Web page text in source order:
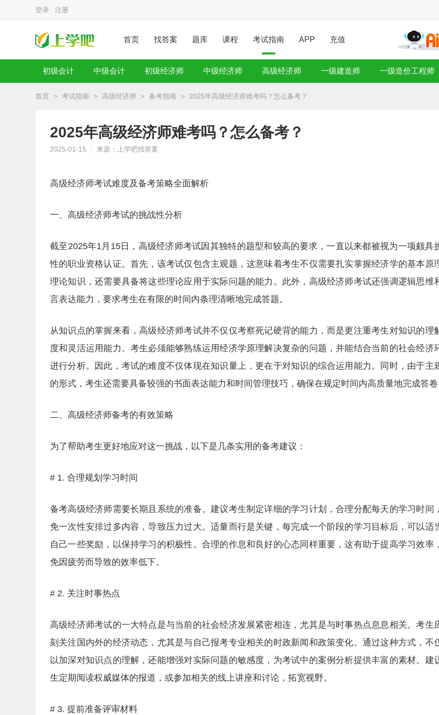
登录 注册
首页 找答案 题库 课程 考试指南 APP 充值
初级会计 中级会计 初级经济师 中级经济师 高级经济师 一级建造师 一级造价工程师
首页 > 考试指南 > 高级经济师 > 备考指南 > 2025年高级经济师难考吗？怎么备考？
2025年高级经济师难考吗？怎么备考？
2025-01-15 来源：上学吧找答案
高级经济师考试难度及备考策略全面解析
一、高级经济师考试的挑战性分析
截至2025年1月15日，高级经济师考试因其独特的题型和较高的要求，一直以来都被视为一项颇具
性的职业资格认证。首先，该考试仅包含主观题，这意味着考生不仅需要扎实掌握经济学的基本原
理论知识，还需要具备将这些理论应用于实际问题的能力。此外，高级经济师考试还强调逻辑思维
言表达能力，要求考生在有限的时间内条理清晰地完成答题。
从知识点的掌握来看，高级经济师考试并不仅仅考察死记硬背的能力，而是更注重考生对知识的理
度和灵活运用能力。考生必须能够熟练运用经济学原理解决复杂的问题，并能结合当前的社会经济
进行分析。因此，考试的难度不仅体现在知识量上，更在于对知识的综合运用能力。同时，由于主
的形式，考生还需要具备较强的书面表达能力和时间管理技巧，确保在规定时间内高质量地完成答卷
二、高级经济师备考的有效策略
为了帮助考生更好地应对这一挑战，以下是几条实用的备考建议：
# 1. 合理规划学习时间
备考高级经济师需要长期且系统的准备。建议考生制定详细的学习计划，合理分配每天的学习时间
免一次性安排过多内容，导致压力过大。适量而行是关键，每完成一个阶段的学习目标后，可以适
自己一些奖励，以保持学习的积极性。合理的作息和良好的心态同样重要，这有助于提高学习效率
免因疲劳而导致的效率低下。
# 2. 关注时事热点
高级经济师考试的一大特点是与当前的社会经济发展紧密相连，尤其是与时事热点息息相关。考生
刻关注国内外的经济动态，尤其是与自己报考专业相关的时政新闻和政策变化。通过这种方式，不
以加深对知识点的理解，还能增强对实际问题的敏感度，为考试中的案例分析提供丰富的素材。建
生定期阅读权威媒体的报道，或参加相关的线上讲座和讨论，拓宽视野。
# 3. 提前准备评审材料